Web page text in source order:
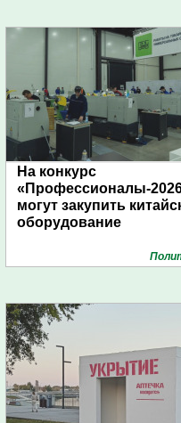
На конкурс
«Профессионалы-
могут закупить
оборудование